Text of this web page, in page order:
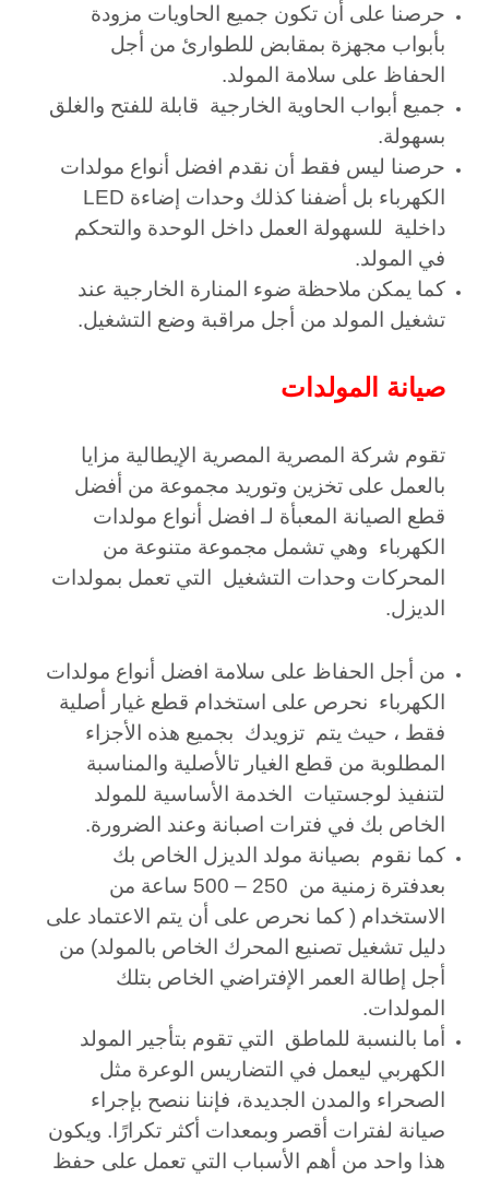
حرصنا على أن تكون جميع الحاويات مزودة
بأبواب مجهزة بمقابض للطوارئ من أجل
الحفاظ على سلامة المولد.
جميع أبواب الحاوية الخارجية قابلة للفتح والغلق
بسهولة.
حرصنا ليس فقط أن نقدم افضل أنواع مولدات
الكهرباء بل أضفنا كذلك وحدات إضاءة LED
داخلية للسهولة العمل داخل الوحدة والتحكم
في المولد.
كما يمكن ملاحظة ضوء المنارة الخارجية عند
تشغيل المولد من أجل مراقبة وضع التشغيل.
صيانة المولدات
تقوم شركة المصرية المصرية الإيطالية مزايا
بالعمل على تخزين وتوريد مجموعة من أفضل
قطع الصيانة المعبأة لـ افضل أنواع مولدات
الكهرباء وهي تشمل مجموعة متنوعة من
المحركات وحدات التشغيل التي تعمل بمولدات
الديزل.
من أجل الحفاظ على سلامة افضل أنواع مولدات
الكهرباء نحرص على استخدام قطع غيار أصلية
فقط ، حيث يتم تزويدك بجميع هذه الأجزاء
المطلوبة من قطع الغيار تالأصلية والمناسبة
لتنفيذ لوجستيات الخدمة الأساسية للمولد
الخاص بك في فترات اصبانة وعند الضرورة.
كما نقوم بصيانة مولد الديزل الخاص بك
بعدفترة زمنية من 250 – 500 ساعة من
الاستخدام ( كما نحرص على أن يتم الاعتماد على
دليل تشغيل تصنيع المحرك الخاص بالمولد) من
أجل إطالة العمر الإفتراضي الخاص بتلك
المولدات.
أما بالنسبة للماطق التي تقوم بتأجير المولد
الكهربي ليعمل في التضاريس الوعرة مثل
الصحراء والمدن الجديدة، فإننا ننصح بإجراء
صيانة لفترات أقصر وبمعدات أكثر تكرارًا. ويكون
هذا واحد من أهم الأسباب التي تعمل على حفظ